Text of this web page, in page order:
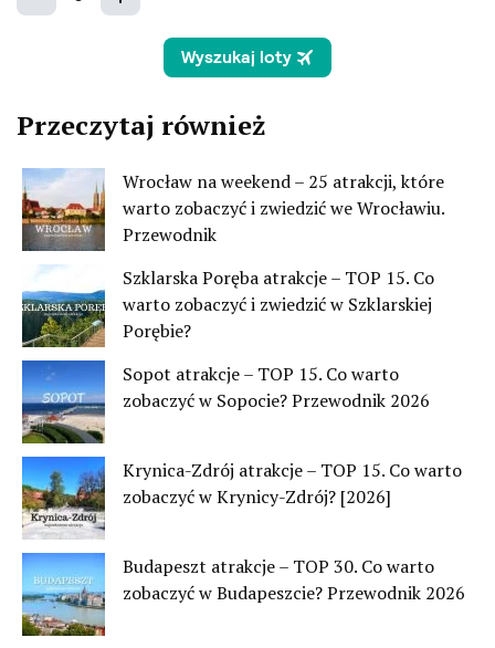
Przeczytaj również
Wrocław na weekend – 25 atrakcji, które
warto zobaczyć i zwiedzić we Wrocławiu.
Przewodnik
Szklarska Poręba atrakcje – TOP 15. Co
warto zobaczyć i zwiedzić w Szklarskiej
Porębie?
Sopot atrakcje – TOP 15. Co warto
zobaczyć w Sopocie? Przewodnik 2026
Krynica-Zdrój atrakcje – TOP 15. Co warto
zobaczyć w Krynicy-Zdrój? [2026]
Budapeszt atrakcje – TOP 30. Co warto
zobaczyć w Budapeszcie? Przewodnik 2026